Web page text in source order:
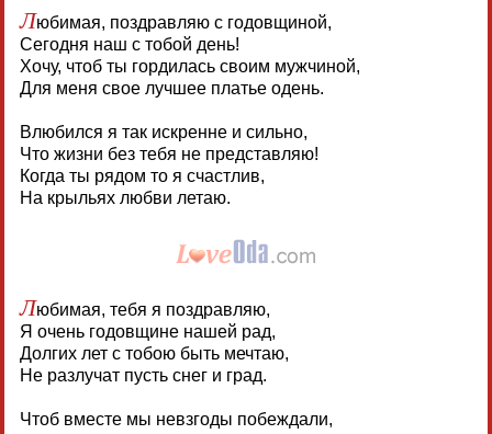
Любимая, поздравляю с годовщиной,
Сегодня наш с тобой день!
Хочу, чтоб ты гордилась своим мужчиной,
Для меня свое лучшее платье одень.
Влюбился я так искренне и сильно,
Что жизни без тебя не представляю!
Когда ты рядом то я счастлив,
На крыльях любви летаю.
Любимая, тебя я поздравляю,
Я очень годовщине нашей рад,
Долгих лет с тобою быть мечтаю,
Не разлучат пусть снег и град.
Чтоб вместе мы невзгоды побеждали,